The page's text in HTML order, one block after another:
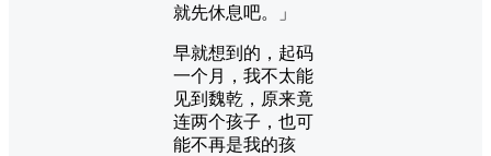
就先休息吧。」
早就想到的，起码
一个月，我不太能
见到魏乾，原来竟
连两个孩子，也可
能不再是我的孩